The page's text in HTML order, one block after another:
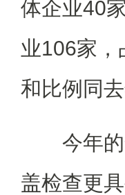
体企业40
业106家，
和比例同
今年
盖检查更